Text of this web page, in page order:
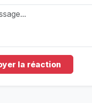
la réaction